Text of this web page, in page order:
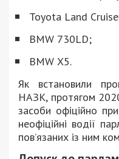
Toyota Land
BMW 730LD;
BMW Х5.
Як встановили
НАЗК, протягом
засоби офіційно
неофіційні водії
пов’язаних із ним